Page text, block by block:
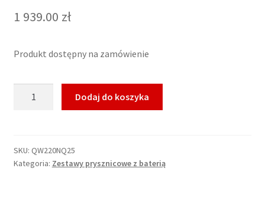
1 939.00 zł
Produkt dostępny na zamówienie
zestaw
prysznicowy,
Dodaj do koszyka
SKU: QW220NQ25
Kategoria: Zestawy prysznicowe z baterią